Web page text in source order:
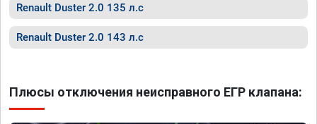
Renault Duster 2.0 135 л.с
Renault Duster 2.0 143 л.с
Плюсы отключения неисправного ЕГР клапана: